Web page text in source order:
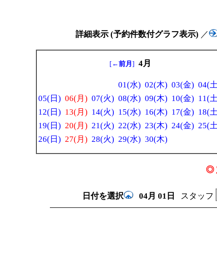
詳細表示 (予約件数付グラフ表示) ／
[ ←前月 ] 4月
01(水) 02(木) 03(金) 04(
05(日) 06(月) 07(火) 08(水) 09(木) 10(金) 11(
12(日) 13(月) 14(火) 15(水) 16(木) 17(金) 18(
19(日) 20(月) 21(火) 22(水) 23(木) 24(金) 25(
26(日) 27(月) 28(火) 29(水) 30(木)
◎
日付を選択 04月 01日 スタッフ